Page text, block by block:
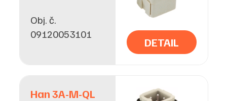
Obj. č.
09120053101
DETAIL
Han 3A-M-QL